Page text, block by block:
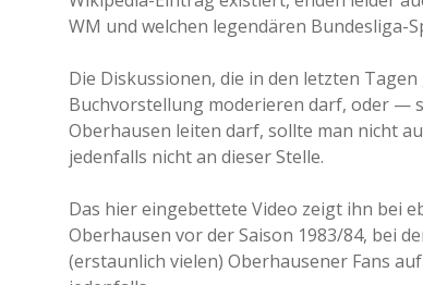
WM und welchen legendären Bundesliga-
Die Diskussionen, die in den letzten
Buchvorstellung moderieren darf, oder —
Oberhausen leiten darf, sollte man nicht
jedenfalls nicht an dieser Stelle.
Das hier eingebettete Video zeigt ihn bei
Oberhausen vor der Saison 1983/84, bei
(erstaunlich vielen) Oberhausener Fans